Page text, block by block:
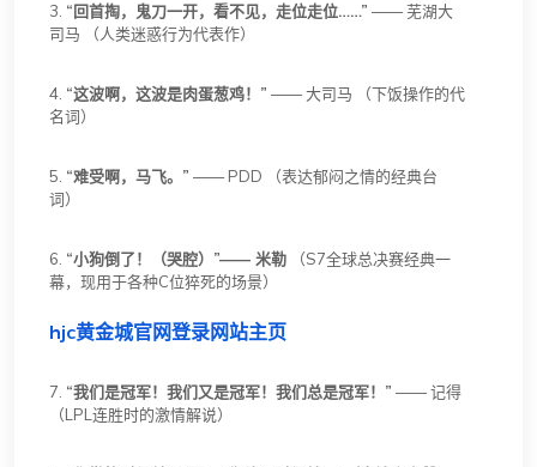
3. “回首掏，鬼刀一开，看不见，走位走位……” —— 芜湖大
司马 （人类迷惑行为代表作）
4. “这波啊，这波是肉蛋葱鸡！” —— 大司马 （下饭操作的代
名词）
5. “难受啊，马飞。” —— PDD （表达郁闷之情的经典台
词）
6. “小狗倒了！（哭腔）”—— 米勒 （S7全球总决赛经典一
幕，现用于各种C位猝死的场景）
hjc黄金城官网登录网站主页
7. “我们是冠军！我们又是冠军！我们总是冠军！” —— 记得
（LPL连胜时的激情解说）